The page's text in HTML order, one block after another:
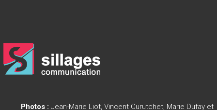
Photos : Jean-Marie Liot, Vincent Curutchet, Marie Dufay et